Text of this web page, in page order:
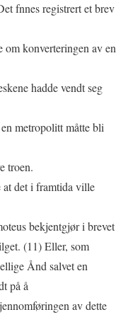
fnnes registrert et brev
om konverteringen av en
hadde vendt seg
metropolitt måtte bli
troen.
at det i framtida ville
bekjentgjør i brevet
(11) Eller, som
Ånd salvet en
på å
av dette